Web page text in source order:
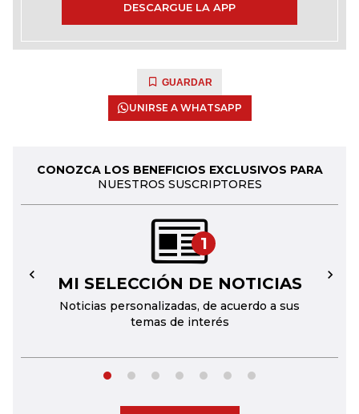
DESCARGUE LA APP
GUARDAR
UNIRSE A WHATSAPP
CONOZCA LOS BENEFICIOS EXCLUSIVOS PARA
NUESTROS SUSCRIPTORES
1
MI SELECCIÓN DE NOTICIAS
Noticias personalizadas, de acuerdo a sus
temas de interés
← →